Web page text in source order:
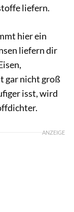
liefern.
hier ein
liefern dir
gar nicht groß
isst, wird
ANZEIGE